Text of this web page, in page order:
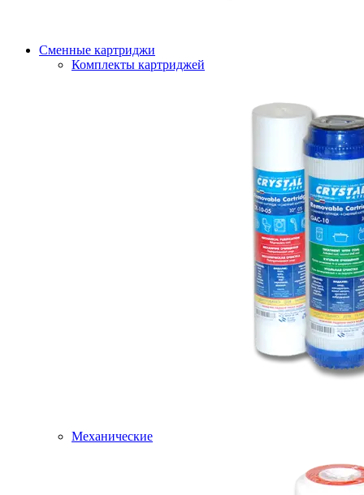
Сменные картриджи
Комплекты картриджей
Механические